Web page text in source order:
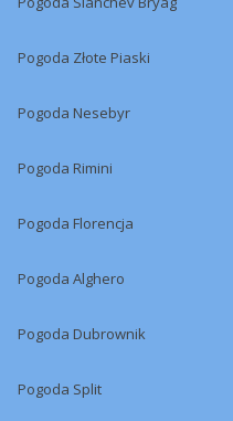
Pogoda Złote Piaski
Pogoda Nesebyr
Pogoda Rimini
Pogoda Florencja
Pogoda Alghero
Pogoda Dubrownik
Pogoda Split